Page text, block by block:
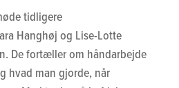
tidligere
Hanghøj og Lise-Lotte
De fortæller om håndarbejde
hvad man gjorde, når